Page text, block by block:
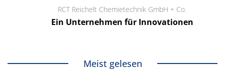
RCT Reichelt Chemietechnik GmbH + Co.
Ein Unternehmen für Innovationen
Meist gelesen